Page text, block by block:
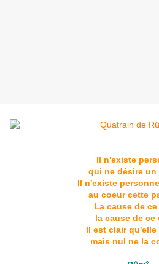
Il n'existe
qui ne désire un
Il n'existe
au coeur cette
La cause de
la cause de ce
Il est clair qu'elle
mais nul ne la